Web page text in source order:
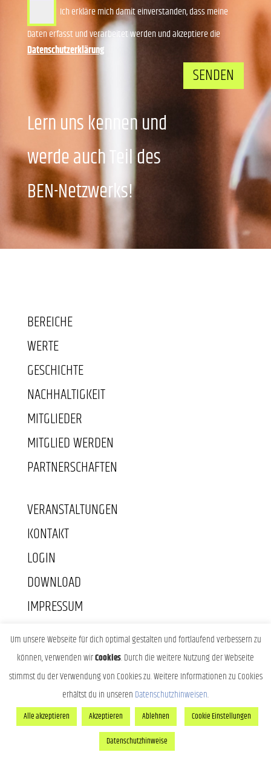
Ich erkläre mich damit einverstanden, dass meine
Daten erfasst und verarbeitet werden und akzeptiere die
Datenschutzerklärung
SENDEN
Lern uns kennen und
werde auch Teil des
BEN-Netzwerks!
BEREICHE
WERTE
GESCHICHTE
NACHHALTIGKEIT
MITGLIEDER
MITGLIED WERDEN
PARTNERSCHAFTEN
VERANSTALTUNGEN
KONTAKT
LOGIN
DOWNLOAD
IMPRESSUM
DATENSCHUTZ
Um unsere Webseite für dich optimal gestalten und fortlaufend verbessern zu
können, verwenden wirCookies. Durch die weitere Nutzung der Webseite
stimmst du der Verwendung von Cookies zu. Weitere Informationen zu Cookies
erhältst du in unseren Datenschutzhinweisen.
Alle akzeptieren Akzeptieren Ablehnen Cookie Einstellungen
Datenschutzhinweise